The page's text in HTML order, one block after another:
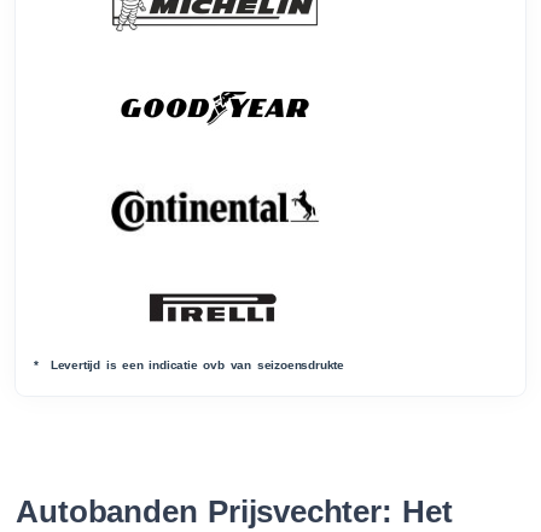
* Levertijd is een indicatie ovb van seizoensdrukte
Autobanden Prijsvechter: Het